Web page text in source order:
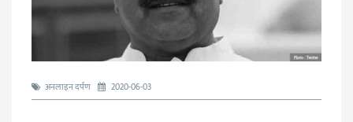
अनलाइन दर्पण 2020-06-03